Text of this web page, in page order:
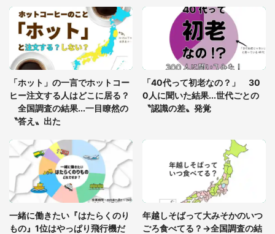
7万人驚がく 「お菓子売り場ならまだしも...」「ハ
ードル高い」
あまりにも四角すぎる猫、激写される 「これもう
座布団だろ」「食パンの耳」と1.4万人困惑
「ホット」の一言でホットコー
ヒー注文する人はどこに居る？
全国調査の結果...一目瞭然の
〝答え〟出た
「40代って初老なの？」 30
0人に聞いた結果...世代ごとの
〝認識の差〟発覚
一緒に働きたい『はたらくのり
もの』1位はやっぱり飛行機だ
年越しそばって大みそかのいつ
ごろ食べてる？→全国調査の結